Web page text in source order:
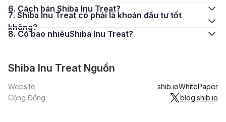
6. Cách bán Shiba Inu Treat?
7. Shiba Inu Treat có phải là khoản đầu tư tốt
không?
8. Có bao nhiêuShiba Inu Treat?
Shiba Inu Treat Nguồn
Website shib.ioWhitePaper
Cộng Đồng
blog.shib.io